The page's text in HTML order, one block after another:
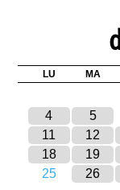
LU MA
4
5
11
12
18
19
25
26